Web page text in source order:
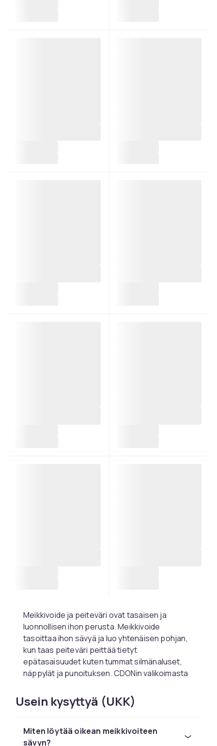
Meikkivoide ja peiteväri ovat tasaisen ja
luonnollisen ihon perusta. Meikkivoide
tasoittaa ihon sävyä ja luo yhtenäisen pohjan,
kun taas peiteväri peittää tietyt
epätasaisuudet kuten tummat silmänaluset,
näppylät ja punoituksen. CDONin valikoimasta
peitevärejä kaikissa sävyissä ja
koostumuksissa.
Löydä oikea meikkivoide
Usein kysyttyä (UKK)
Miten löytää oikean meikkivoiteen
sävyn?